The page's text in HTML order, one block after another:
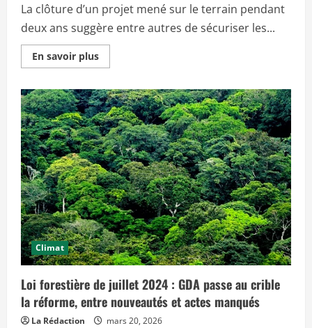
La clôture d’un projet mené sur le terrain pendant
deux ans suggère entre autres de sécuriser les...
En savoir plusE
n
v
o
i
r
p
l
u
s
s
u
r
B
a
s
s
i
n
d
u
C
o
n
g
o
Climat
Loi forestière de juillet 2024 : GDA passe au crible
la réforme, entre nouveautés et actes manqués
La Rédaction mars 20, 2026